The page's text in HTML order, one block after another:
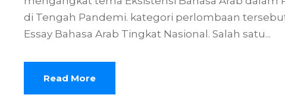
di Tengah Pandemi. kategori perlombaan
Essay Bahasa Arab Tingkat Nasional. Salah satu...
Read More